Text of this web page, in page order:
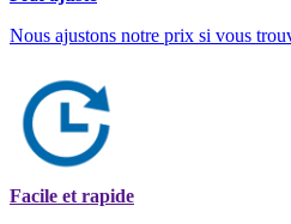
Nous ajustons notre prix si vous
Facile et rapide